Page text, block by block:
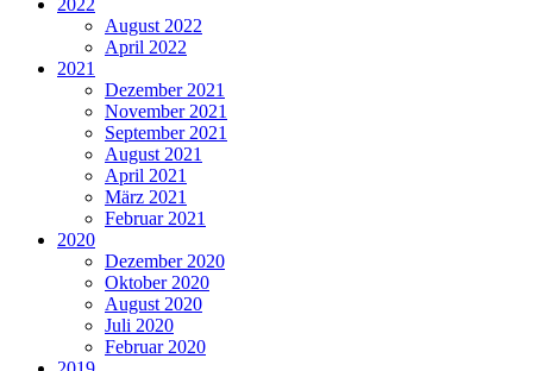
2022
August 2022
April 2022
2021
Dezember 2021
November 2021
September 2021
August 2021
April 2021
März 2021
Februar 2021
2020
Dezember 2020
Oktober 2020
August 2020
Juli 2020
Februar 2020